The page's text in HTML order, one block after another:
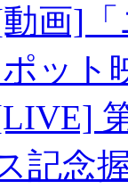
画]
ット
記念